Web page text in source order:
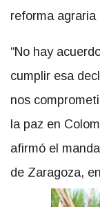
reforma agraria
“No hay
cumplir esa
nos
la paz en
afirmó el
de Zaragoza,